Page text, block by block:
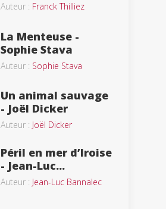
Auteur : Franck Thilliez
La Menteuse -
Sophie Stava
Auteur : Sophie Stava
Un animal sauvage
- Joël Dicker
Auteur : Joël Dicker
Péril en mer d’Iroise
- Jean-Luc...
Auteur : Jean-Luc Bannalec